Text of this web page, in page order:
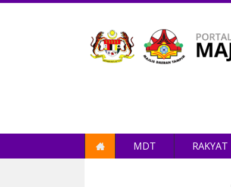
MDT RAKYAT